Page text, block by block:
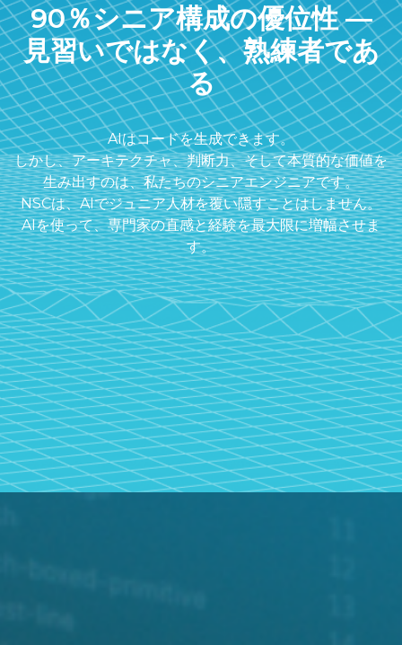
90％シニア構成の優位性 ―
見習いではなく、熟練者であ
る
AIはコードを生成できます。
しかし、アーキテクチャ、判断力、そして本質的な価値を
生み出すのは、私たちのシニアエンジニアです。
NSCは、AIでジュニア人材を覆い隠すことはしません。
AIを使って、専門家の直感と経験を最大限に増幅させま
す。